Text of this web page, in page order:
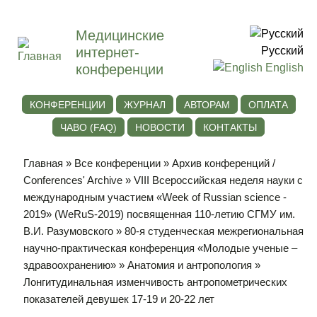
Медицинские
интернет-
конференции
Русский
English
КОНФЕРЕНЦИИ ЖУРНАЛ АВТОРАМ
ОПЛАТА
ЧАВО (FAQ)
НОВОСТИ КОНТАКТЫ
Главная » Все конференции »Архив конференций /
Conferences' Archive »VIII Всероссийская неделя науки с
международным участием «Week of Russian science -
2019» (WeRuS-2019) посвященная 110-летию СГМУ им.
В.И. Разумовского »80-я студенческая межрегиональная
научно-практическая конференция «Молодые ученые –
здравоохранению» »Анатомия и антропология »
Лонгитудинальная изменчивость антропометрических
показателей девушек 17-19 и 20-22 лет